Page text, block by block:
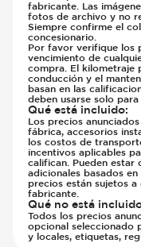
fabricante. Las
fotos de archivo y no
Siempre confirme el
concesionario.
Por favor verifique los
vencimiento de
compra. El kilometraje
conducción y el
basan en las
deben usarse solo para
Qué está incluido:
Los precios
fábrica, accesorios
los costos de
incentivos aplicables
califican. Pueden estar
adicionales basados
precios están sujetos
fabricante.
Qué no está
Todos los precios
opcional seleccionado
y locales, etiquetas,